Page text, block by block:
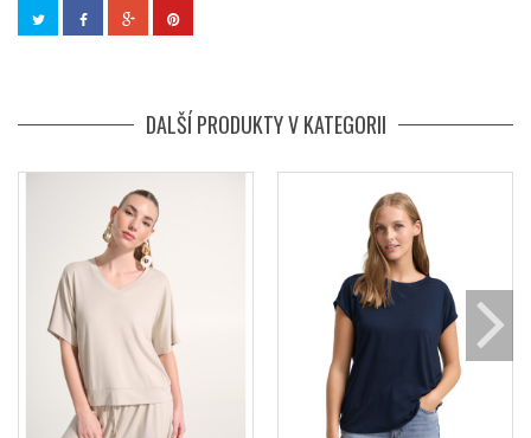
DALŠÍ PRODUKTY V KATEGORII